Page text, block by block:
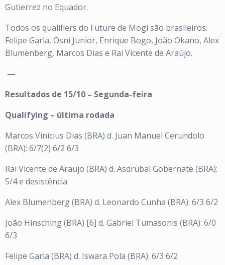
Gutierrez no Equador.
Todos os qualifiers do Future de Mogi são brasileiros:
Felipe Garla, Osni Junior, Enrique Bogo, João Okano, Alex
Blumenberg, Marcos Dias e Rai Vicente de Araújo.
—
Resultados de 15/10 – Segunda-feira
Qualifying – última rodada
Marcos Vinícius Dias (BRA) d. Juan Manuel Cerundolo
(BRA): 6/7(2) 6/2 6/3
Rai Vicente de Araujo (BRA) d. Asdrubal Gobernate (BRA):
5/4 e desistência
Alex Blumenberg (BRA) d. Leonardo Cunha (BRA): 6/3 6/2
João Hinsching (BRA) [6] d. Gabriel Tumasonis (BRA): 6/0
6/3
Felipe Garla (BRA) d. Iswara Pola (BRA): 6/3 6/2